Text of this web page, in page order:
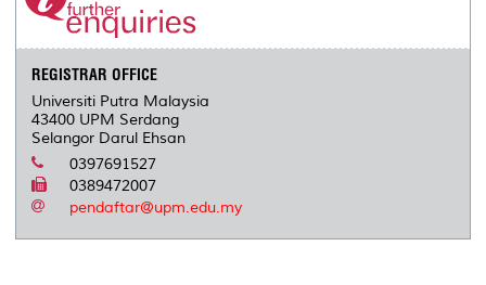
REGISTRAR OFFICE
Universiti Putra Malaysia
43400 UPM Serdang
Selangor Darul Ehsan
0397691527
0389472007
pendaftar@upm.edu.my